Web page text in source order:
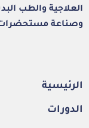
العلاجية والطب
وصناعة مستحضرات
الرئيسية
الدورات